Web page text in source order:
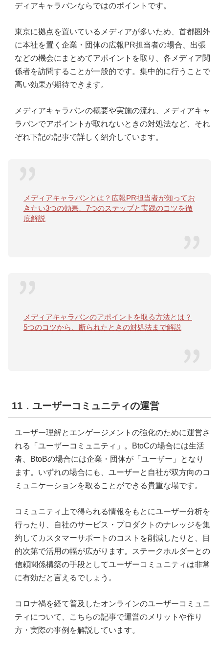
ディアキャラバンならではのポイントです。
東京に拠点を置いているメディアが多いため、首都圏外
に本社を置く企業・団体の広報PR担当者の場合、出張
などの機会にまとめてアポイントを取り、各メディア関
係者を訪問することが一般的です。集中的に行うことで
高い効果が期待できます。
メディアキャラバンの概要や実施の流れ、メディアキャ
ラバンでアポイントが取れないときの対処法など、それ
ぞれ下記の記事で詳しく紹介しています。
メディアキャラバンとは？広報PR担当者が知ってお
きたい3つの効果、7つのステップと実践のコツを徹
底解説
メディアキャラバンのアポイントを取る方法とは？
5つのコツから、断られたときの対処法まで解説
11．ユーザーコミュニティの運営
ユーザー理解とエンゲージメントの強化のために運営さ
れる「ユーザーコミュニティ」。BtoCの場合には生活
者、BtoBの場合には企業・団体が「ユーザー」となり
ます。いずれの場合にも、ユーザーと自社が双方向のコ
ミュニケーションを取ることができる貴重な場です。
コミュニティ上で得られる情報をもとにユーザー分析を
行ったり、自社のサービス・プロダクトのナレッジを集
約してカスタマーサポートのコストを削減したりと、目
的次第で活用の幅が広がります。ステークホルダーとの
信頼関係構築の手段としてユーザーコミュニティは非常
に有効だと言えるでしょう。
コロナ禍を経て普及したオンラインのユーザーコミュニ
ティについて、こちらの記事で運営のメリットや作り
方・実際の事例を解説しています。